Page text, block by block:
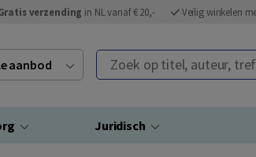
verzending in NL vanaf € 20,- Veilig winkelen
aanbod Zoek op titel, auteur,
Juridisch